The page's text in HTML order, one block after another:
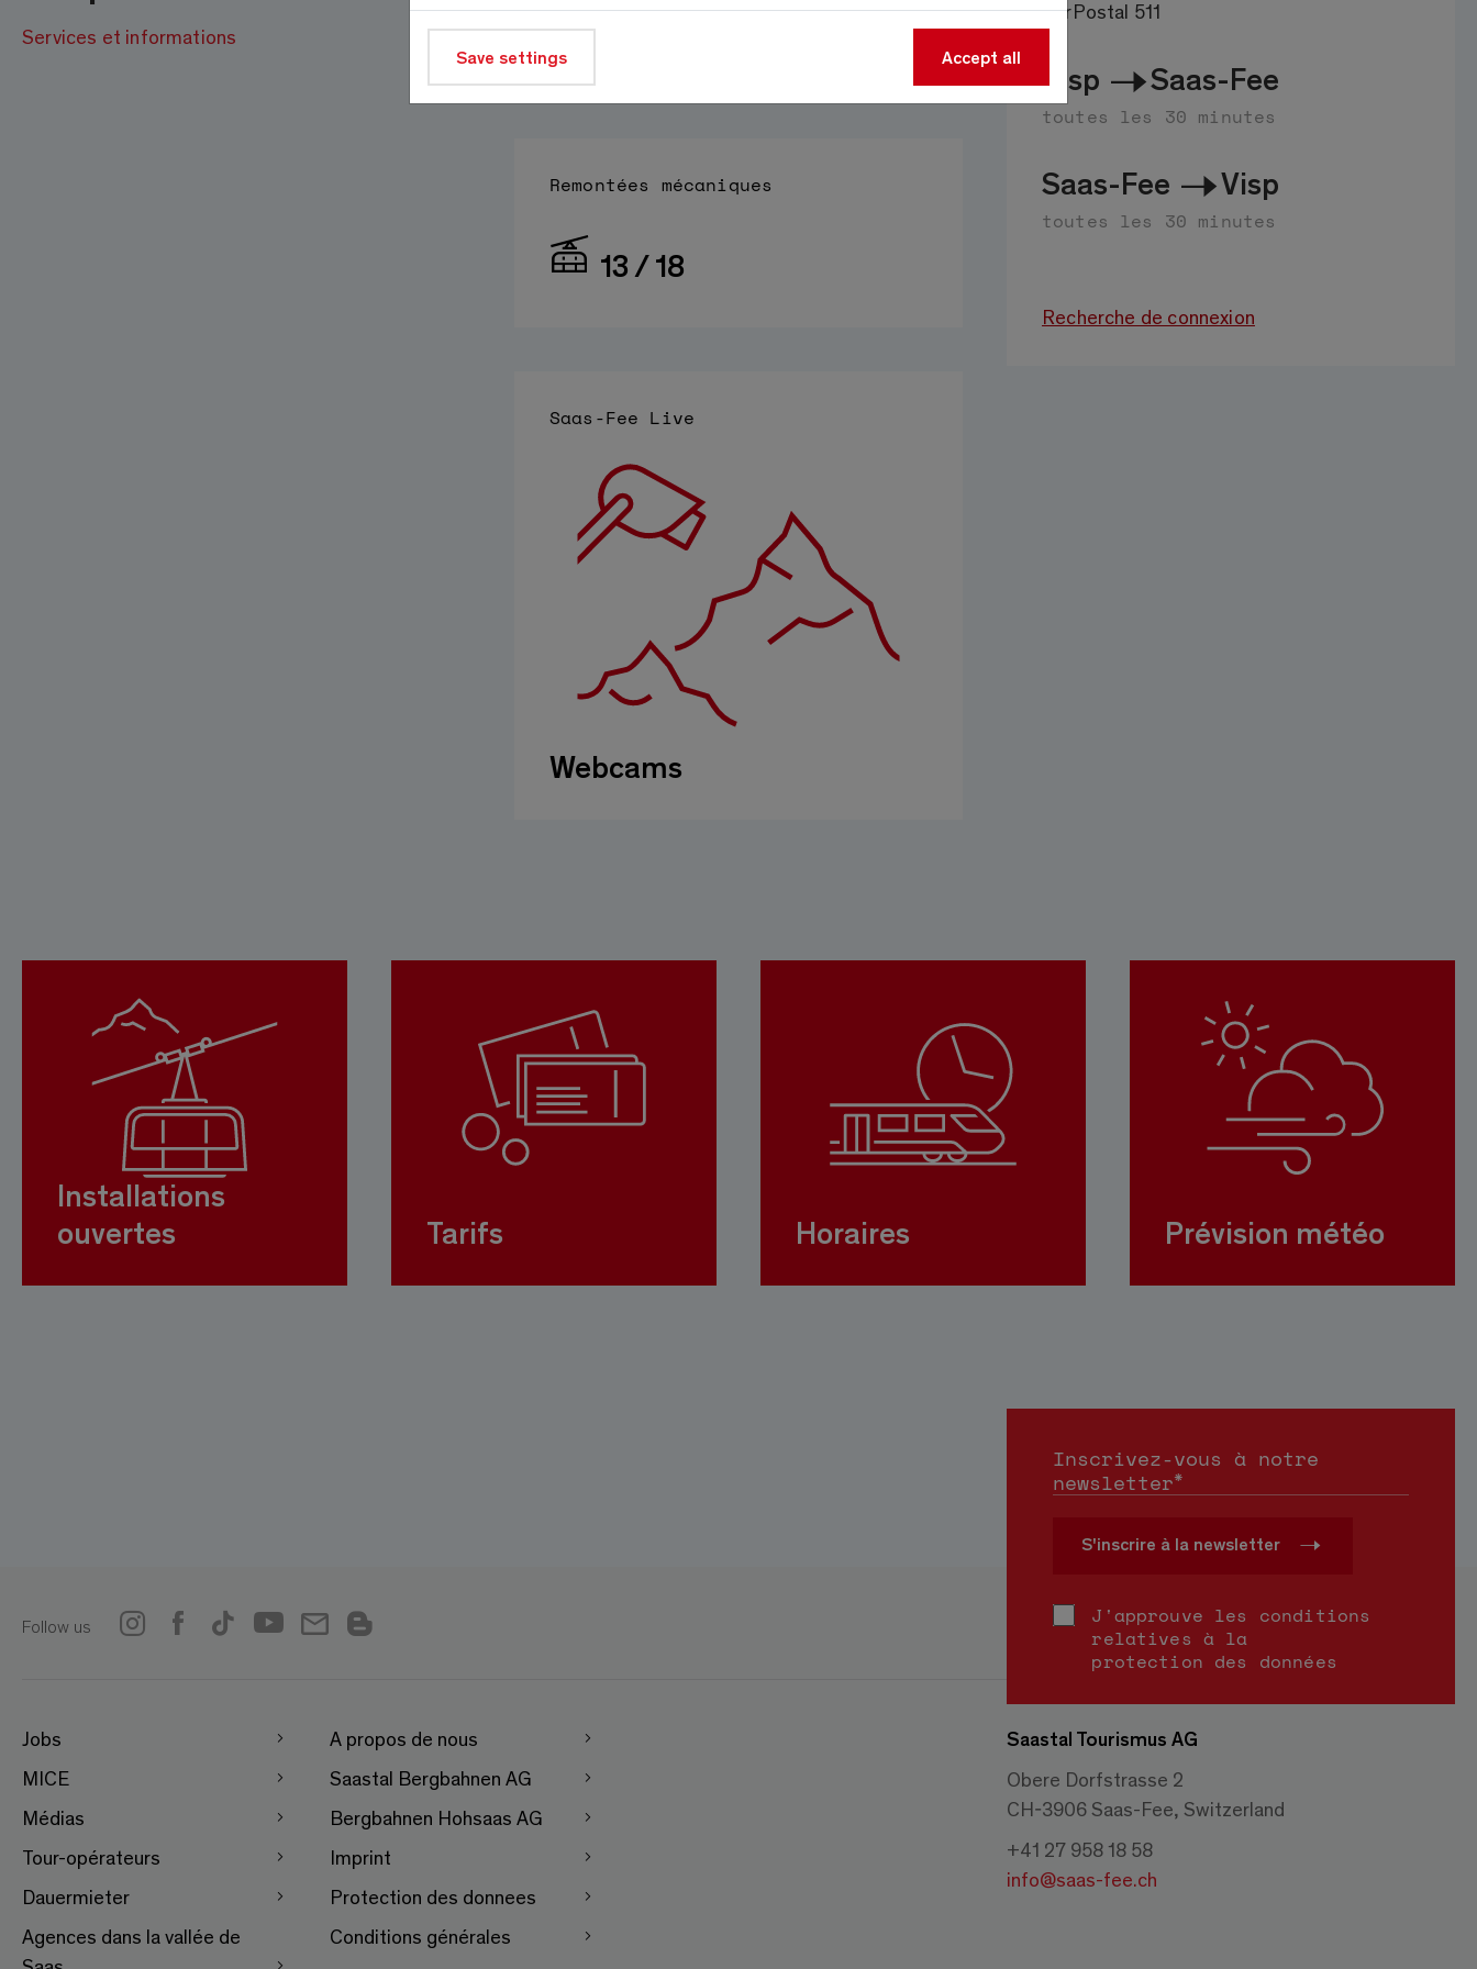
Services et informations À 1800m
Source:
CarPostal 511
Visp Saas-Fee
toutes les 30 minutes
Saas-Fee Visp
toutes les 30 minutes
Recherche de connexion
Remontées mécaniques
13 / 18
Saas-Fee Live
Webcams
Installations
ouvertes
Tarifs Horaires Prévision météo
Inscrivez-vous à notre
newsletter*
S'inscrire à la newsletter
J'approuve les conditions
relatives à la
protection des données
Follow us
Jobs
MICE
Médias
Tour-opérateurs
Dauermieter
Agences dans la vallée de
A propos de nous
Saastal Bergbahnen AG
Bergbahnen Hohsaas AG
Imprint
Protection des donnees
Conditions générales
Saastal Tourismus AG
Obere Dorfstrasse 2
CH-3906 Saas-Fee, Switzerland
+41 27 958 18 58
info@saas-fee.ch
Save settings Accept all